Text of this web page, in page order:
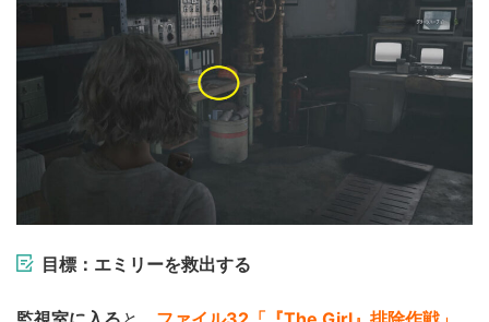
目標：エミリーを救出する